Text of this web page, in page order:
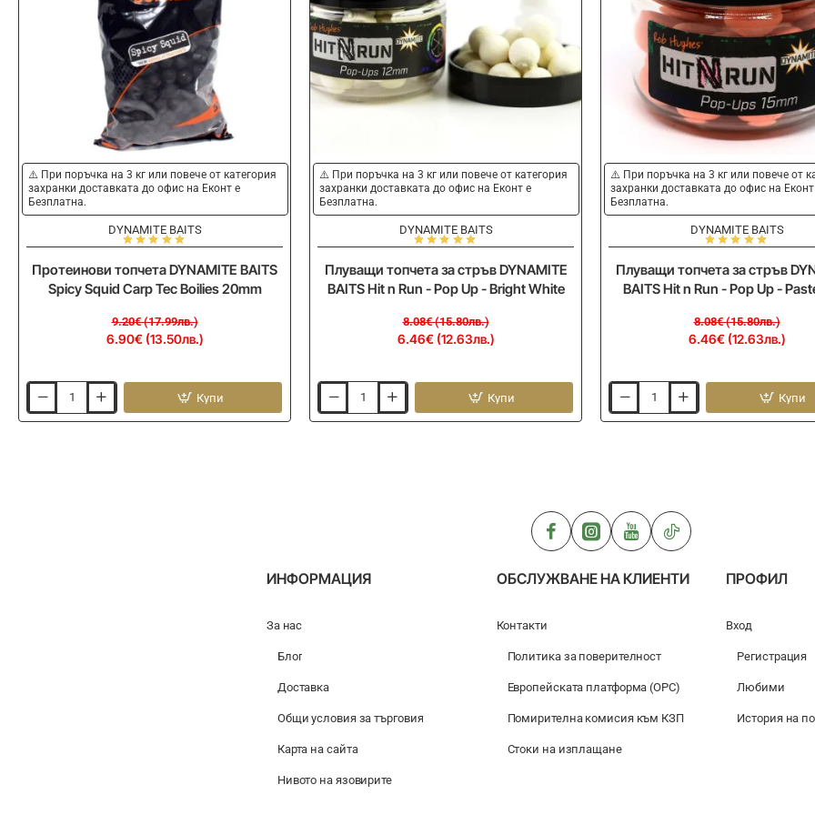
-25%
⚠️ При поръчка на 3 кг или повече от категория
захранки доставката до офис на Еконт е
Безплатна.
DYNAMITE BAITS
Протеинови топчета DYNAMITE BAITS
Spicy Squid Carp Tec Boilies 20mm
6.90€ (13.50лв.)
9.20€ (17.99лв.)
Протеинови
топчета
Купи
-20%
⚠️ При поръчка на 3 кг или повече от категория
захранки доставката до офис на Еконт е
Безплатна.
DYNAMITE BAITS
Плуващи топчета за стръв DYNAMITE
BAITS Hit n Run - Pop Up - Bright White
6.46€ (12.63лв.)
8.08€ (15.80лв.)
Плуващи
топчета
-
Купи
-20%
⚠️ При поръчка на 3 кг или повече от
захранки доставката до офис на
Безплатна.
DYNAMITE BAITS
Плуващи топчета за стръв
BAITS Hit n Run - Pop Up -
6.46€ (12.63лв.)
8.08€ (15.80лв.)
Плуващи
топчета
Run
-
Pop
-
Купи
ИНФОРМАЦИЯ
За нас
Блог
Доставка
Общи условия за търговия
Карта на сайта
Нивото на язовирите
ОБСЛУЖВАНЕ НА КЛИЕНТИ
Контакти
Политика за поверителност
Европейската платформа (ОРС)
Помирителна комисия към КЗП
Стоки на изплащане
ПРОФИЛ
Вход
Регистрация
Любими
История на